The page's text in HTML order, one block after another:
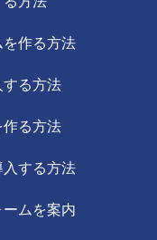
作る方法
る方法
る方法
する方法
ムを案内